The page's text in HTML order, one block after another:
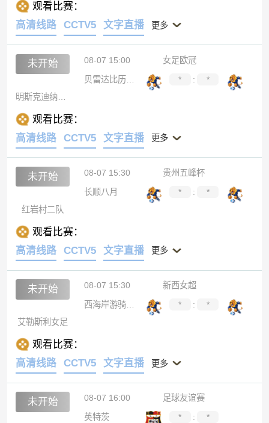
观看比赛：
高清线路
CCTV5 文字直播 更多
未开始 08-07 15:00
女足欧冠
贝雷达比历克女足
* :
*
观看比赛：
高清线路
CCTV5 文字直播 更多
未开始 08-07 15:30
贵州五峰杯
长顺八月
* :
*
红岩村二队
观看比赛：
高清线路
CCTV5 文字直播 更多
未开始 08-07 15:30
新西女超
西海岸游骑兵女足
* :
*
艾勒斯利女足
观看比赛：
高清线路
CCTV5 文字直播 更多
未开始 08-07 16:00
足球友谊赛
英特茨
* :
*